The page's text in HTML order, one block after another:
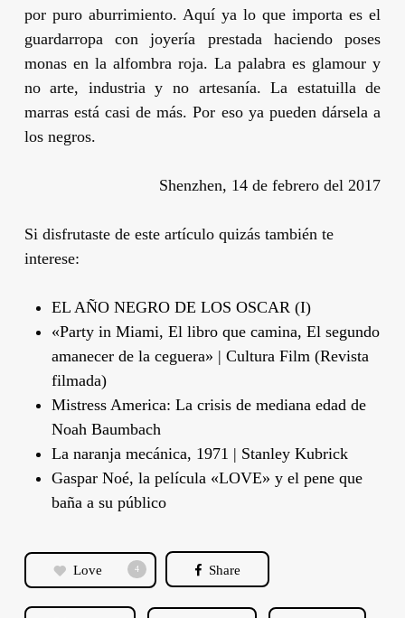
por puro aburrimiento. Aquí ya lo que importa es el
guardarropa con joyería prestada haciendo poses
monas en la alfombra roja. La palabra es glamour y
no arte, industria y no artesanía. La estatuilla de
marras está casi de más. Por eso ya pueden dársela a
los negros.
Shenzhen, 14 de febrero del 2017
Si disfrutaste de este artículo quizás también te
interese:
EL AÑO NEGRO DE LOS OSCAR (I)
«Party in Miami, El libro que camina, El segundo
amanecer de la ceguera» | Cultura Film (Revista
filmada)
Mistress America: La crisis de mediana edad de
Noah Baumbach
La naranja mecánica, 1971 | Stanley Kubrick
Gaspar Noé, la película «LOVE» y el pene que
baña a su público
Love 4 Share